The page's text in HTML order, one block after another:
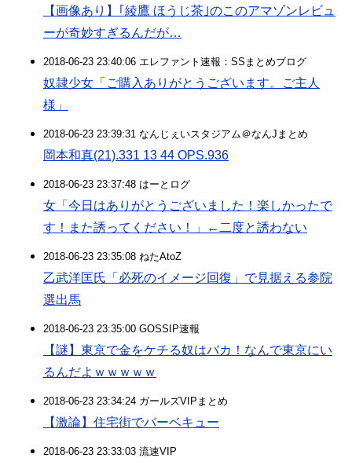
【画像あり】｢綾鷹 ほうじ茶｣のこのアマゾンレビュ
ーが奇妙すぎるんだが…
2018-06-23 23:40:06 エレファント速報：SSまとめブログ
奴隷少女「ご購入ありがとうございます。ご主人
様」
2018-06-23 23:39:31 なんじぇいスタジアム＠なんJまとめ
岡本和真(21).331 13 44 OPS.936
2018-06-23 23:37:48 はーとログ
女「今日はありがとうございました！楽しかったで
す！また誘ってください！」←二度と誘わない
2018-06-23 23:35:08 ねたAtoZ
乙武洋匡氏「必死のイメージ回復」で見据える参院
選出馬
2018-06-23 23:35:00 GOSSIP速報
【謎】東京で金をケチる奴はバカ！なんで東京にい
るんだよｗｗｗｗｗ
2018-06-23 23:34:24 ガールズVIPまとめ
【激論】住宅街でバーベキュー
2018-06-23 23:33:03 流速VIP